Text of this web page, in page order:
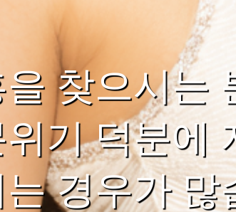
찾으시는
기 덕분에
경우가